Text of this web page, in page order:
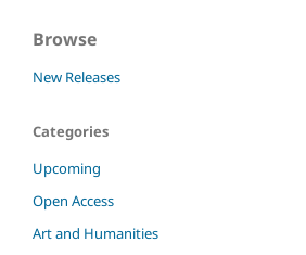
Browse
New Releases
Categories
Upcoming
Open Access
Art and Humanities